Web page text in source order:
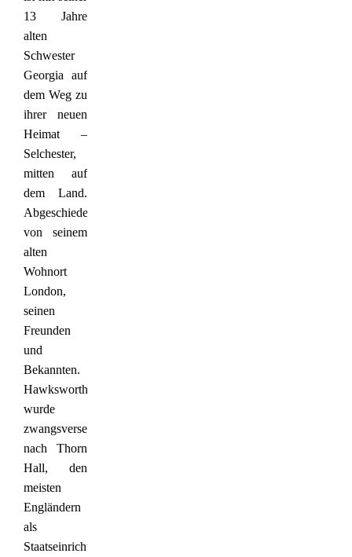
13 Jahre
alten
Schwester
Georgia auf
dem Weg zu
ihrer neuen
Heimat –
Selchester,
mitten auf
dem Land.
Abgeschieden
von seinem
alten
Wohnort
London,
seinen
Freunden
und
Bekannten.
Hawksworth
wurde
zwangsversetzt
nach Thorn
Hall, den
meisten
Engländern
als
Staatseinrichtung